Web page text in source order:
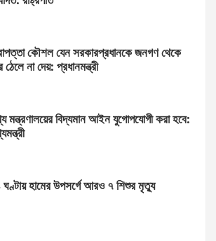
কৌশল যেন সরকারপ্রধানকে জনগণ থেকে
ঠেলে না দেয়: প্রধানমন্ত্রী
মন্ত্রণালয়ের বিদ্যমান আইন যুগোপযোগী করা হবে:
হামের উপসর্গে আরও ৭ শিশুর মৃত্যু